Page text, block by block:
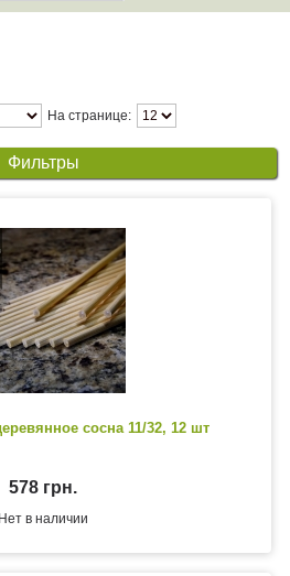
На странице:
Фильтры
сосна 11/32, 12 шт
578 грн.
Нет в наличии